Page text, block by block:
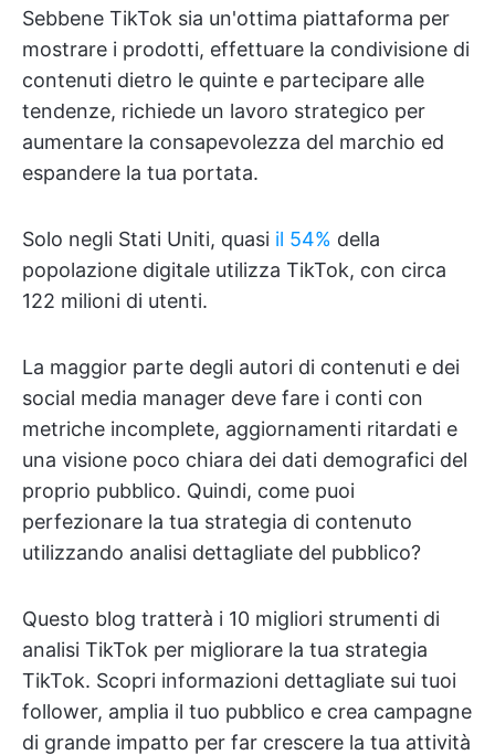
Sebbene TikTok sia un'ottima piattaforma per
mostrare i prodotti, effettuare la condivisione di
contenuti dietro le quinte e partecipare alle
tendenze, richiede un lavoro strategico per
aumentare la consapevolezza del marchio ed
espandere la tua portata.
Solo negli Stati Uniti, quasi il 54% della
popolazione digitale utilizza TikTok, con circa
122 milioni di utenti.
La maggior parte degli autori di contenuti e dei
social media manager deve fare i conti con
metriche incomplete, aggiornamenti ritardati e
una visione poco chiara dei dati demografici del
proprio pubblico. Quindi, come puoi
perfezionare la tua strategia di contenuto
utilizzando analisi dettagliate del pubblico?
Questo blog tratterà i 10 migliori strumenti di
analisi TikTok per migliorare la tua strategia
TikTok. Scopri informazioni dettagliate sui tuoi
follower, amplia il tuo pubblico e crea campagne
di grande impatto per far crescere la tua attività